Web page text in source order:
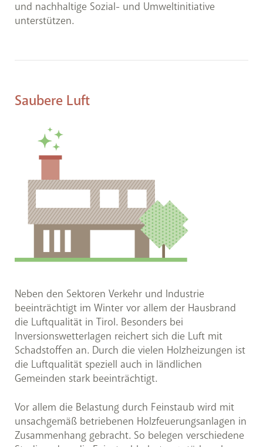
und nachhaltige Sozial- und Umweltinitiative
unterstützen.
Saubere Luft
Neben den Sektoren Verkehr und Industrie
beeinträchtigt im Winter vor allem der Hausbrand
die Luftqualität in Tirol. Besonders bei
Inversionswetterlagen reichert sich die Luft mit
Schadstoffen an. Durch die vielen Holzheizungen ist
die Luftqualität speziell auch in ländlichen
Gemeinden stark beeinträchtigt.
Vor allem die Belastung durch Feinstaub wird mit
unsachgemäß betriebenen Holzfeuerungsanlagen in
Zusammenhang gebracht. So belegen verschiedene